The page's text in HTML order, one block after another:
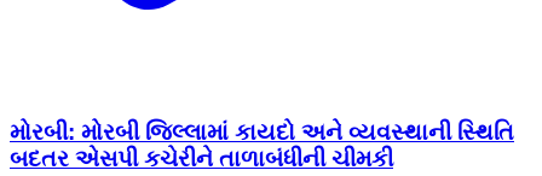
મોરબી: મોરબી જિલ્લામાં કાયદો અને વ્યવસ્થાની સ્થિતિ
બદતર એસપી કચેરીને તાળાબંધીની ચીમકી